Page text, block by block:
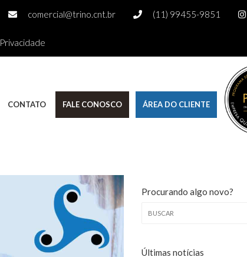
comercial@trino.cnt.br (11) 99455-9851
Privacidade
CONTATO FALE CONOSCO ÁREA DO CLIENTE
Procurando algo novo?
Últimas notícias